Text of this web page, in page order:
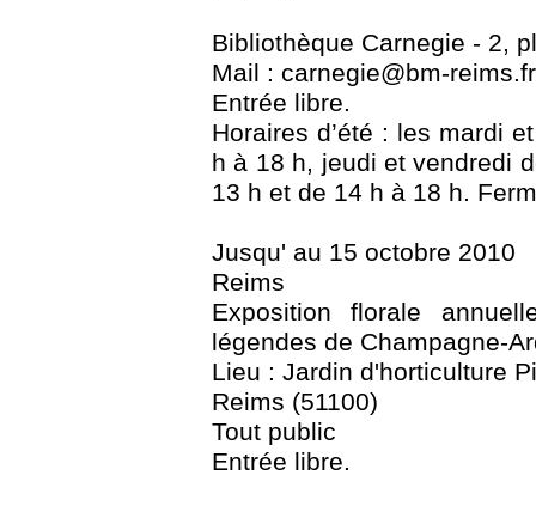
Bibliothèque Carnegie - 2,
Mail : carnegie@bm-
Entrée libre.
Horaires d’été : les mardi
h à 18 h, jeudi et vendredi
13 h et de 14 h à 18 h.
Jusqu' au 15 octobre 2010
Reims
Exposition florale
légendes de Champagne-
Lieu : Jardin d'horticulture
Reims (51100)
Tout public
Entrée libre.